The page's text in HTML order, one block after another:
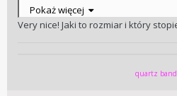
Pokaż więcej
Very nice! Jaki to rozmiar i który
quartz